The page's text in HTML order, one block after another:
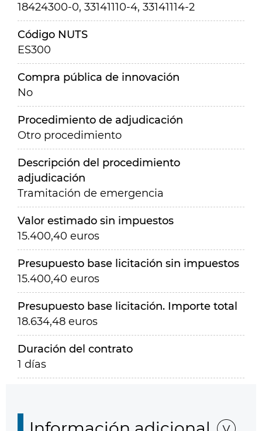
18424300-0, 33141110-4, 33141114-2
Código NUTS
ES300
Compra pública de innovación
No
Procedimiento de adjudicación
Otro procedimiento
Descripción del procedimiento
adjudicación
Tramitación de emergencia
Valor estimado sin impuestos
15.400,40 euros
Presupuesto base licitación sin impuestos
15.400,40 euros
Presupuesto base licitación. Importe total
18.634,48 euros
Duración del contrato
1 días